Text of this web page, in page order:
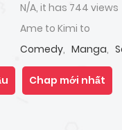
N/A, it has 744 views
Ame to Kimi to
Comedy, Manga,
Chap mới nhất